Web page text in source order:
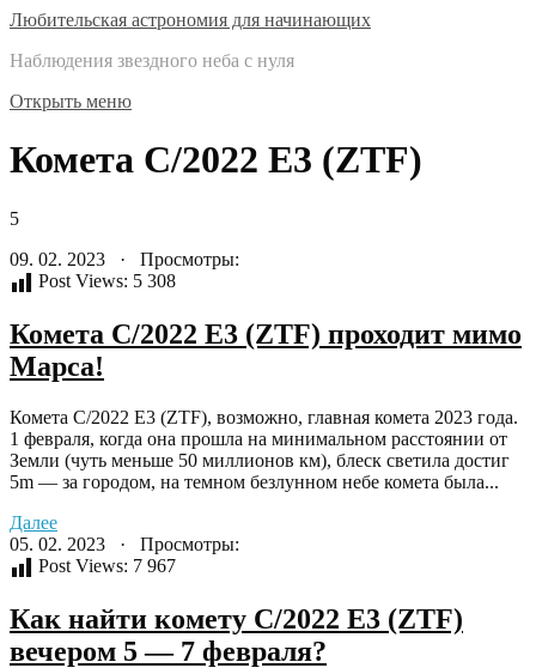
Любительская астрономия для начинающих
Наблюдения звездного неба с нуля
Открыть меню
Комета C/2022 E3 (ZTF)
5
09. 02. 2023 · Просмотры:
Post Views: 5 308
Комета C/2022 E3 (ZTF) проходит мимо
Марса!
Комета C/2022 E3 (ZTF), возможно, главная комета 2023 года.
1 февраля, когда она прошла на минимальном расстоянии от
Земли (чуть меньше 50 миллионов км), блеск светила достиг
5m — за городом, на темном безлунном небе комета была...
Далее
05. 02. 2023 · Просмотры:
Post Views: 7 967
Как найти комету C/2022 E3 (ZTF)
вечером 5 — 7 февраля?